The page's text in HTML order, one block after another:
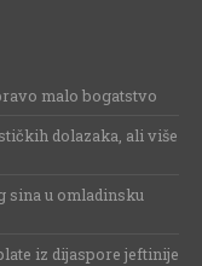
malo bogatstvo
dolazaka, ali više
sina u omladinsku
iz dijaspore jeftinije